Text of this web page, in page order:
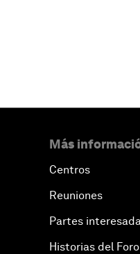
Más
Centros
Reuniones
Partes
Historias del Foro